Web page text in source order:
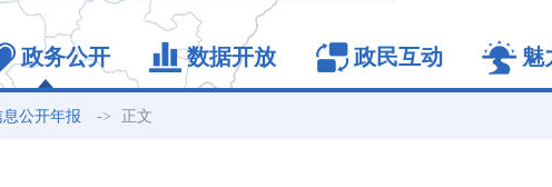
政务公开 数据开放 政民互动 魅
息公开年报 -> 正文